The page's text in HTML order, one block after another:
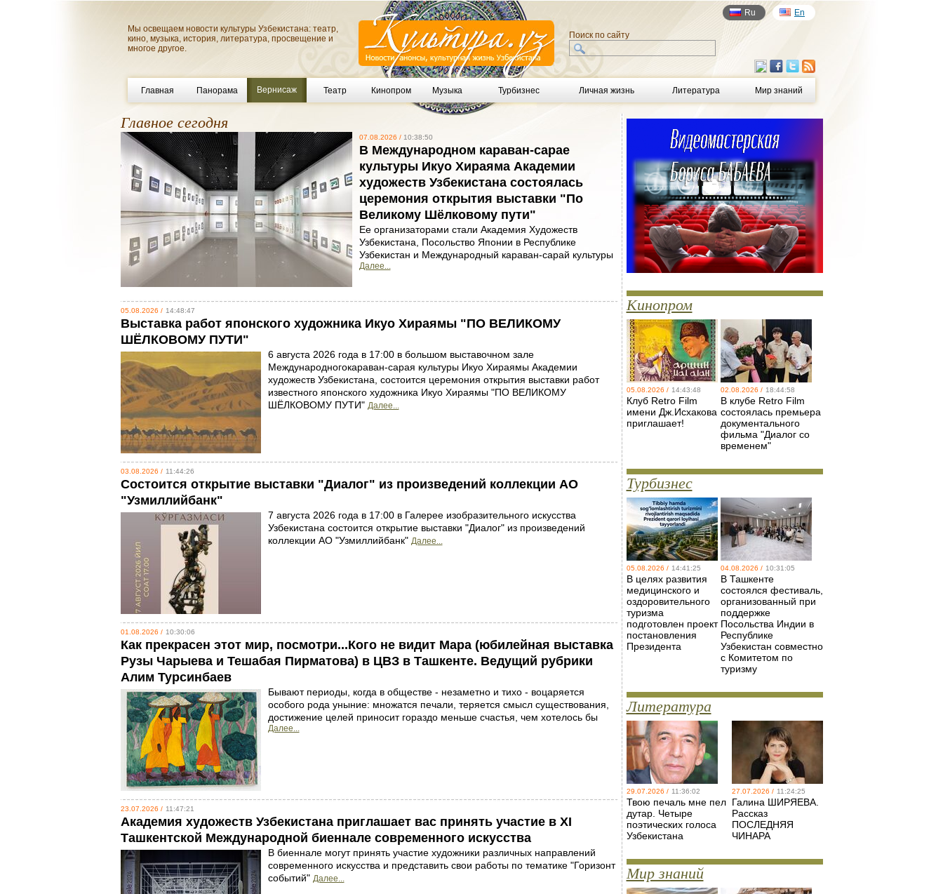
Мы освещаем новости культуры Узбекистана: театр,
кино, музыка, история, литература, просвещение и
многое другое.
Ru En
Поиск по сайту
Главная Панорама Вернисаж Театр Кинопром Музыка Турбизнес Личная жизнь Литература Мир знаний
Главное сегодня
07.08.2026 / 10:38:50
В Международном караван-сарае
культуры Икуо Хираяма Академии
художеств Узбекистана состоялась
церемония открытия выставки "По
Великому Шёлковому пути"
Ее организаторами стали Академия Художеств
Узбекистана, Посольство Японии в Республике
Узбекистан и Международный караван-сарай культуры
Далее...
05.08.2026 / 14:48:47
Выставка работ японского художника Икуо Хираямы "ПО ВЕЛИКОМУ
ШЁЛКОВОМУ ПУТИ"
6 августа 2026 года в 17:00 в большом выставочном зале
Международногокараван-сарая культуры Икуо Хираямы Академии
художеств Узбекистана, состоится церемония открытия выставки работ
известного японского художника Икуо Хираямы "ПО ВЕЛИКОМУ
ШЁЛКОВОМУ ПУТИ" Далее...
03.08.2026 / 11:44:26
Состоится открытие выставки "Диалог" из произведений коллекции АО
"Узмиллийбанк"
7 августа 2026 года в 17:00 в Галерее изобразительного искусства
Узбекистана состоится открытие выставки "Диалог" из произведений
коллекции АО "Узмиллийбанк" Далее...
01.08.2026 / 10:30:06
Как прекрасен этот мир, посмотри...Кого не видит Мара (юбилейная выставка
Рузы Чарыева и Тешабая Пирматова) в ЦВЗ в Ташкенте. Ведущий рубрики
Алим Турсинбаев
Бывают периоды, когда в обществе - незаметно и тихо - воцаряется
особого рода уныние: множатся печали, теряется смысл существования,
достижение целей приносит гораздо меньше счастья, чем хотелось бы
Далее...
23.07.2026 / 11:47:21
Академия художеств Узбекистана приглашает вас принять участие в ХI
Ташкентской Международной биеннале современного искусства
В биеннале могут принять участие художники различных направлений
современного искусства и представить свои работы по тематике "Горизонт
событий" Далее...
Кинопром
05.08.2026 / 14:43:48
Клуб Retro Film
имени Дж.Исхакова
приглашает!
02.08.2026 / 18:44:58
В клубе Retro Film
состоялась премьера
документального
фильма "Диалог со
временем"
Турбизнес
05.08.2026 / 14:41:25
В целях развития
медицинского и
оздоровительного
туризма
подготовлен проект
постановления
Президента
04.08.2026 / 10:31:05
В Ташкенте
состоялся фестиваль,
организованный при
поддержке
Посольства Индии в
Республике
Узбекистан совместно
с Комитетом по
туризму
Литература
29.07.2026 / 11:36:02
Твою печаль мне пел
дутар. Четыре
поэтических голоса
Узбекистана
27.07.2026 / 11:24:25
Галина ШИРЯЕВА.
Рассказ
ПОСЛЕДНЯЯ
ЧИНАРА
Мир знаний